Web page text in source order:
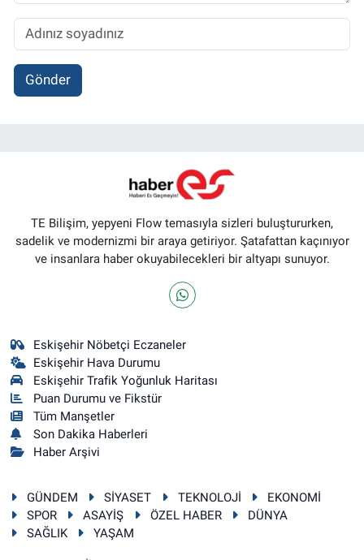
Gönder
TE Bilişim, yepyeni Flow temasıyla sizleri buluştururken,
sadelik ve modernizmi bir araya getiriyor. Şatafattan kaçınıyor
ve insanlara haber okuyabilecekleri bir altyapı sunuyor.
Eskişehir Nöbetçi Eczaneler
Eskişehir Hava Durumu
Eskişehir Trafik Yoğunluk Haritası
Puan Durumu ve Fikstür
Tüm Manşetler
Son Dakika Haberleri
Haber Arşivi
GÜNDEM SİYASET TEKNOLOJİ
EKONOMİ
SPOR
ASAYİŞ ÖZEL HABER
DÜNYA
SAĞLIK
YAŞAM